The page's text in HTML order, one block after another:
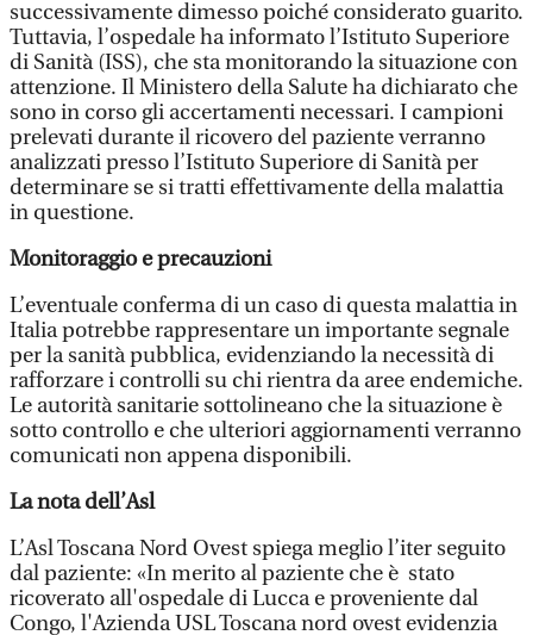
successivamente dimesso poiché considerato guarito.
Tuttavia, l’ospedale ha informato l’Istituto Superiore
di Sanità (ISS), che sta monitorando la situazione con
attenzione. Il Ministero della Salute ha dichiarato che
sono in corso gli accertamenti necessari. I campioni
prelevati durante il ricovero del paziente verranno
analizzati presso l’Istituto Superiore di Sanità per
determinare se si tratti effettivamente della malattia
in questione.
Monitoraggio e precauzioni
L’eventuale conferma di un caso di questa malattia in
Italia potrebbe rappresentare un importante segnale
per la sanità pubblica, evidenziando la necessità di
rafforzare i controlli su chi rientra da aree endemiche.
Le autorità sanitarie sottolineano che la situazione è
sotto controllo e che ulteriori aggiornamenti verranno
comunicati non appena disponibili.
La nota dell’Asl
L’Asl Toscana Nord Ovest spiega meglio l’iter seguito
dal paziente: «In merito al paziente che è stato
ricoverato all'ospedale di Lucca e proveniente dal
Congo, l'Azienda USL Toscana nord ovest evidenzia